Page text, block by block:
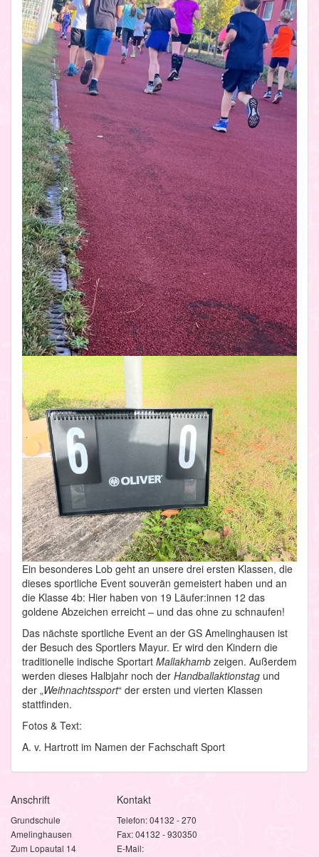
Ein besonderes Lob geht an unsere drei ersten Klassen, die
dieses sportliche Event souverän gemeistert haben und an
die Klasse 4b: Hier haben von 19 Läufer:innen 12 das
goldene Abzeichen erreicht – und das ohne zu schnaufen!
Das nächste sportliche Event an der GS Amelinghausen ist
der Besuch des Sportlers Mayur. Er wird den Kindern die
traditionelle indische Sportart Mallakhamb zeigen. Außerdem
werden dieses Halbjahr noch der Handballaktionstag und
der „Weihnachtssport“ der ersten und vierten Klassen
stattfinden.
Fotos & Text:
A. v. Hartrott im Namen der Fachschaft Sport
Anschrift
Grundschule
Amelinghausen
Zum Lopautal 14
Kontakt
Telefon: 04132 - 270
Fax: 04132 - 930350
E-Mail: